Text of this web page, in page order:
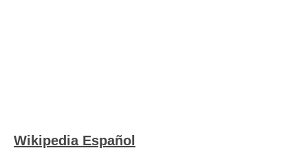
Wikipedia Español